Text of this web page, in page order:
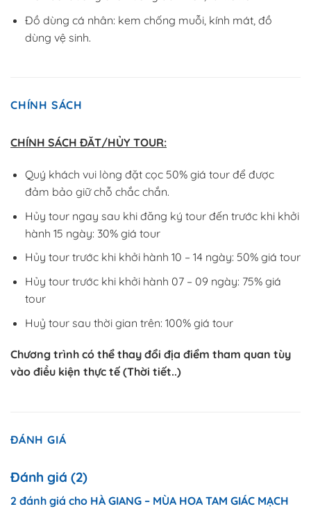
Đồ dùng cá nhân: kem chống muỗi, kính mát, đồ
dùng vệ sinh.
CHÍNH SÁCH
CHÍNH SÁCH ĐĂT/HỦY TOUR:
Quý khách vui lòng đặt cọc 50% giá tour để được
đảm bảo giữ chỗ chắc chắn.
Hủy tour ngay sau khi đăng ký tour đến trước khi khởi
hành 15 ngày: 30% giá tour
Hủy tour trước khi khởi hành 10 – 14 ngày: 50% giá tour
Hủy tour trước khi khởi hành 07 – 09 ngày: 75% giá
tour
Huỷ tour sau thời gian trên: 100% giá tour
Chương trình có thể thay đổi địa điểm tham quan tùy
vào điều kiện thực tế (Thời tiết..)
ĐÁNH GIÁ
Đánh giá (2)
2 đánh giá cho HÀ GIANG – MÙA HOA TAM GIÁC MẠCH